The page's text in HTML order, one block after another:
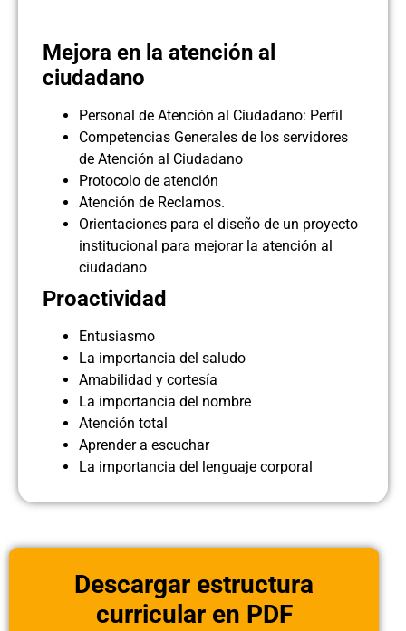
Mejora en la atención al
ciudadano
Personal de Atención al Ciudadano: Perfil
Competencias Generales de los servidores
de Atención al Ciudadano
Protocolo de atención
Atención de Reclamos.
Orientaciones para el diseño de un proyecto
institucional para mejorar la atención al
ciudadano
Proactividad
Entusiasmo
La importancia del saludo
Amabilidad y cortesía
La importancia del nombre
Atención total
Aprender a escuchar
La importancia del lenguaje corporal
Descargar estructura
curricular en PDF